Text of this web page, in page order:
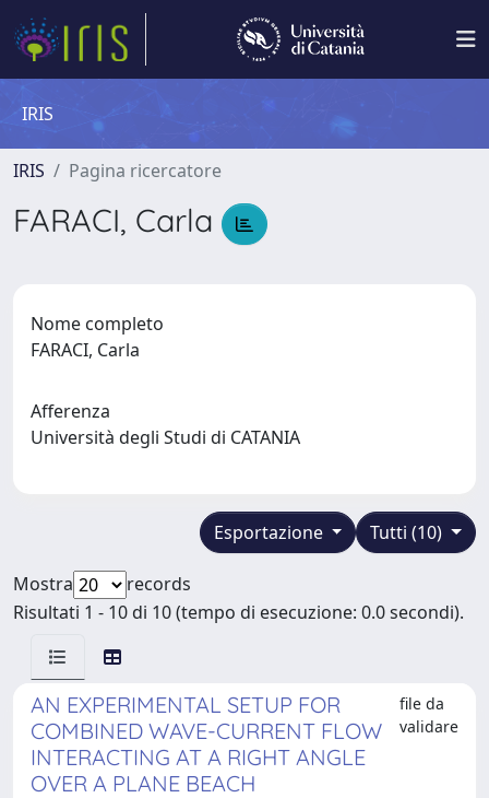
IRIS
IRIS Pagina ricercatore
FARACI, Carla
Nome completo
FARACI, Carla
Afferenza
Università degli Studi di CATANIA
Tutti (10)
Esportazione
Mostra
records
Risultati 1 - 10 di 10 (tempo di esecuzione: 0.0 secondi).
AN EXPERIMENTAL SETUP FOR
COMBINED WAVE-CURRENT FLOW
INTERACTING AT A RIGHT ANGLE
OVER A PLANE BEACH
file da
validare